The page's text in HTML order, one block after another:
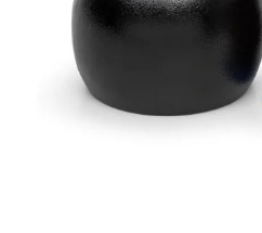
Lenjerii patut 140 x 70 cm
Lenjerie patuturi tineret
Baldachin patut
Paturici copii
Biciclete fara pedale
Masinute fara pedale
Karturi si masinute cu pedale
Alte Sporturi
Mingi fitness si medicinale
Scara antrenament
Termometre copii si bebe